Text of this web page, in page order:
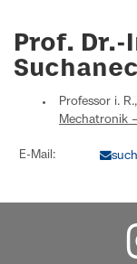
Prof. Dr.-
Professor i. R.,
Mechatronik
E-Mail: